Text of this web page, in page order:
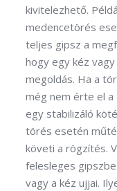
kivitelezhető.
medencetörés
teljes gipsz a
hogy egy kéz
megoldás. Ha a
még nem érte el
egy stabilizáló
törés esetén
követi a rögzítés.
felesleges
vagy a kéz ujjai.